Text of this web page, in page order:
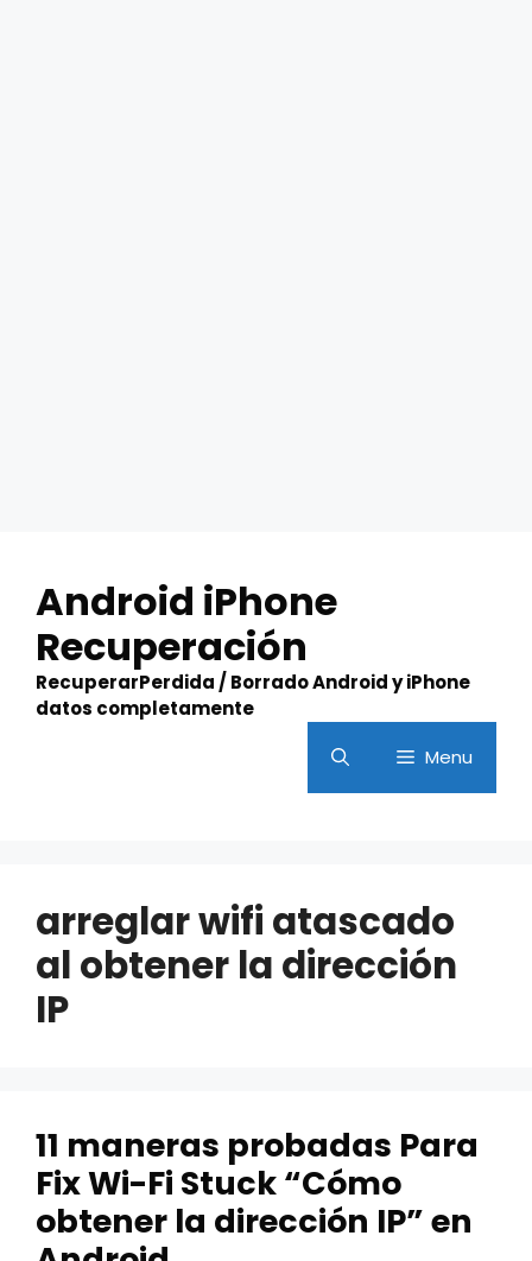
content
Android iPhone
Recuperación
RecuperarPerdida / Borrado Android y iPhone
datos completamente
Menu
arreglar wifi atascado
al obtener la dirección
IP
11 maneras probadas Para
Fix Wi-Fi Stuck “Cómo
obtener la dirección IP” en